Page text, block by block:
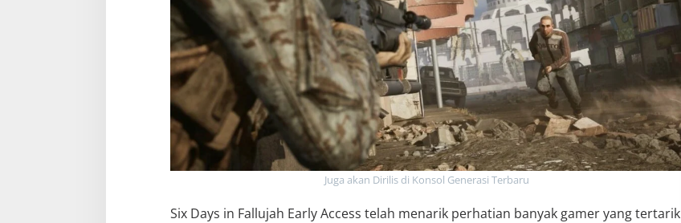
Juga akan Dirilis di Konsol Generasi Terbaru
Six Days in Fallujah Early Access telah menarik perhatian banyak gamer yang tertarik